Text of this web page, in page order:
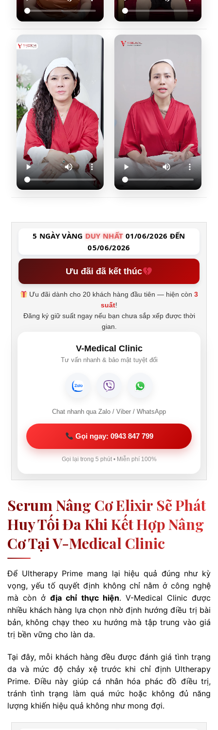
5 NGÀY VÀNG DUY NHẤT 01/06/2026 ĐẾN
05/06/2026
Ưu đãi đã kết thúc
Ưu đãi dành cho 20 khách hàng đầu tiên — hiện còn3
suất!
Đăng ký giữ suất ngay nếu bạn chưa sắp xếp được thời
gian.
V-Medical Clinic
Tư vấn nhanh & bảo mật tuyệt đối
Chat nhanh qua Zalo / Viber / WhatsApp
Gọi ngay: 0943 847 799
Gọi lại trong 5 phút • Miễn phí 100%
Serum Nâng Cơ Elixir Sẽ Phát
Huy Tối Đa Khi Kết Hợp Nâng
Cơ Tại V-Medical Clinic
Để Ultherapy Prime mang lại hiệu quả đúng như kỳ
vọng, yếu tố quyết định không chỉ nằm ở công nghệ
mà còn ởđịa chỉ thực hiện. V-Medical Clinic được
nhiều khách hàng lựa chọn nhờ định hướng điều trị bài
bản, không chạy theo xu hướng mà tập trung vào giá
trị bền vững cho làn da.
Tại đây, mỗi khách hàng đều được đánh giá tình trạng
da và mức độ chảy xệ trước khi chỉ định Ultherapy
Prime. Điều này giúp cá nhân hóa phác đồ điều trị,
tránh tình trạng làm quá mức hoặc không đủ năng
lượng khiến hiệu quả không như mong đợi.